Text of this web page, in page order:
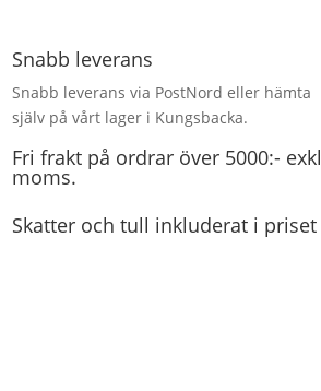
Snabb leverans
Snabb leverans via PostNord eller hämta
själv på vårt lager i Kungsbacka.
Fri frakt på ordrar över 5000:- exkl
moms.
Skatter och tull inkluderat i priset